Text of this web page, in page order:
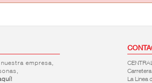
empresa,
La Linea